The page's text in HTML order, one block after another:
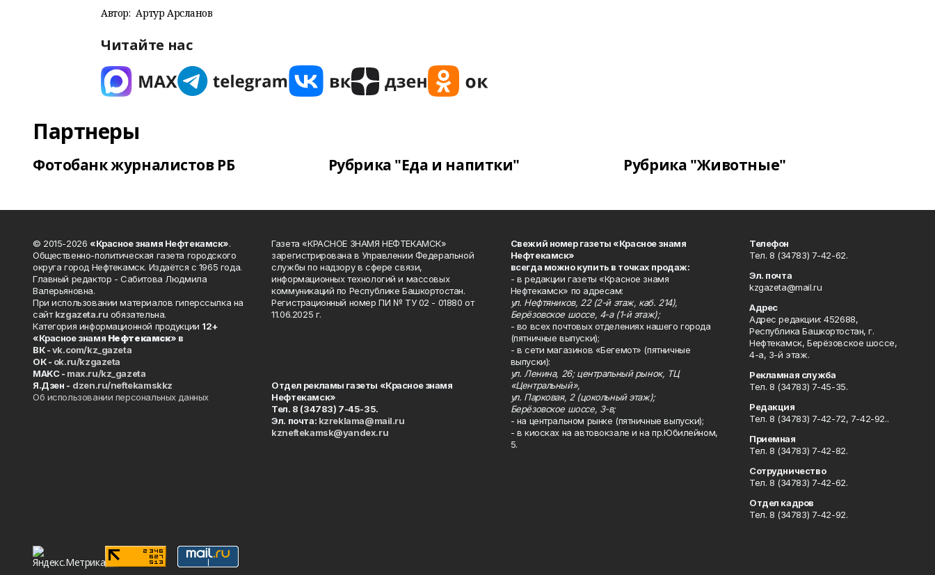
Автор: Артур Арсланов
Читайте нас
Партнеры
Фотобанк журналистов РБ Рубрика "Еда и напитки" Рубрика "Животные"
© 2015-2026 «Красное знамя Нефтекамск».
Общественно-политическая газета городского
округа город Нефтекамск. Издаётся с 1965 года.
Главный редактор - Сабитова Людмила
Валерьяновна.
При использовании материалов гиперссылка на
сайтkzgazeta.ru обязательна.
Категория информационной продукции 12+
«Красное знамя Нефтекамск» в
ВК -vk.com/kz_gazeta
ОК - ok.ru/kzgazeta
MAKC - max.ru/kz_gazeta
Я.Дзен - dzen.ru/neftekamskkz
Об использовании персональных данных
Газета «КРАСНОЕ ЗНАМЯ НЕФТЕКАМСК»
зарегистрирована в Управлении Федеральной
службы по надзору в сфере связи,
информационных технологий и массовых
коммуникаций по Республике Башкортостан.
Регистрационный номер ПИ № ТУ 02 - 01880 от
11.06.2025 г.
Отдел рекламы газеты «Красное знамя
Нефтекамск»
Тел. 8 (34783) 7-45-35.
Эл. почта: kzreklama@mail.ru
kzneftekamsk@yandex.ru
Свежий номер газеты «Красное знамя
Нефтекамск»
всегда можно купить в точках продаж:
- в редакции газеты «Красное знамя
Нефтекамск» по адресам:
ул. Нефтяников, 22 (2-й этаж, каб. 214),
Берёзовское шоссе, 4-а (1-й этаж);
- во всех почтовых отделениях нашего города
(пятничные выпуски);
- в сети магазинов «Бегемот» (пятничные
выпуски):
ул. Ленина, 26; центральный рынок, ТЦ
«Центральный»,
ул. Парковая, 2 (цокольный этаж);
Берёзовское шоссе, 3-в;
- на центральном рынке (пятничные выпуски);
- в киосках на автовокзале и на пр.Юбилейном,
5.
Телефон
Тел. 8 (34783) 7-42-62.
Эл. почта
kzgazeta@mail.ru
Адрес
Адрес редакции: 452688,
Республика Башкортостан, г.
Нефтекамск, Берёзовское шоссе,
4-а, 3-й этаж.
Рекламная служба
Тел. 8 (34783) 7-45-35.
Редакция
Тел. 8 (34783) 7-42-72, 7-42-92..
Приемная
Тел. 8 (34783) 7-42-82.
Сотрудничество
Тел. 8 (34783) 7-42-62.
Отдел кадров
Тел. 8 (34783) 7-42-92.